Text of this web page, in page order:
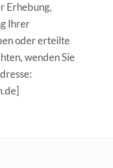
Erhebung,
Ihrer
oder erteilte
wenden Sie
]